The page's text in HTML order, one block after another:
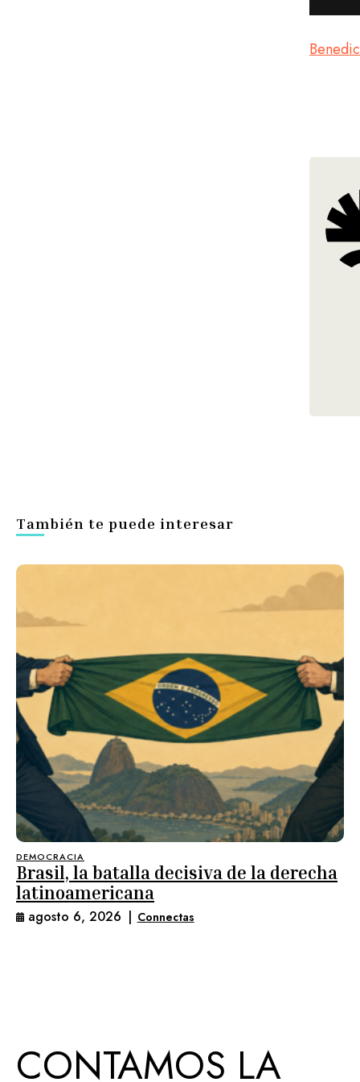
También te puede interesar
DEMOCRACIA
Brasil, la batalla decisiva de la derecha
latinoamericana
agosto 6, 2026 | Connectas
CONTAMOS LA